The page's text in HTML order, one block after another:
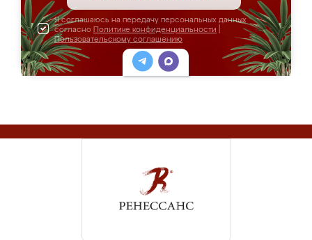
Я соглашаюсь на передачу персональных данных
согласно Политике конфиденциальности
Пользовательскому соглашению